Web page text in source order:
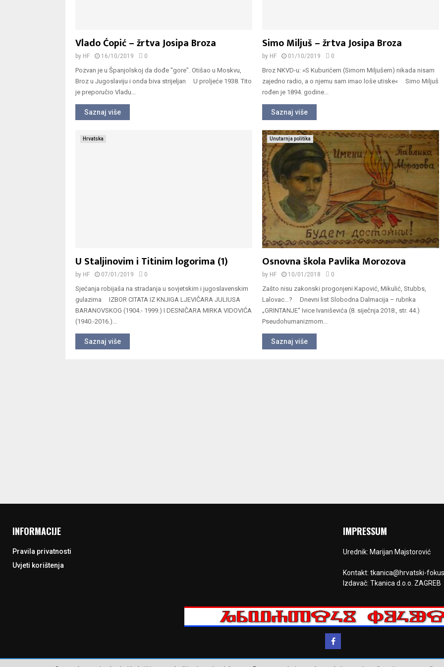
Vlado Ćopić – žrtva Josipa Broza
by HF 16/10/2019 0
Pozvan je u Španjolskoj da dođe "gore". Otišao u Moskvu,
Broz u Jugoslaviju i onda biva strijeljan U proljeće 1938. Tito
je preporučio Vladu...
Saznaj više
Simo Miljuš – žrtva Josipa Broza
by HF 01/10/2019 0
Broz NKVD-u: »S Kuburićem (Simom Miljušem) nikada nisam
zajedno radio, a o njemu sam imao loše utiske« Simo Miljuš
rođen je 1894. godine...
Saznaj više
Hrvatska
U Staljinovim i Titinim logorima (1)
by HF 07/01/2019 0
Sjećanja robijaša na stradanja u sovjetskim i jugoslavenskim
gulazima IZBOR CITATA IZ KNJIGA LJEVIČARA JULIUSA
BARANOVSKOG (1904.- 1999.) I DESNIČARA MIRKA VIDOVIĆA
(1940.-2016.)...
Saznaj više
Unutarnja politika
Osnovna škola Pavlika Morozova
by HF 10/01/2018 0
Zašto nisu zakonski progonjeni Kapović, Mikulić, Stubbs,
Lalovac…? Dnevni list Slobodna Dalmacija – rubrika
„GRINTANJE“ Ivice Ivaniševića (8. siječnja 2018., str. 44.)
Pseudohumanizmom...
Saznaj više
INFORMACIJE
Pravila privatnosti
Uvjeti korištenja
IMPRESSUM
Urednik: Marijan Majstorović
Kontakt: tkanica@hrvatski-
Izdavač: Tkanica d.o.o. ZAGREB